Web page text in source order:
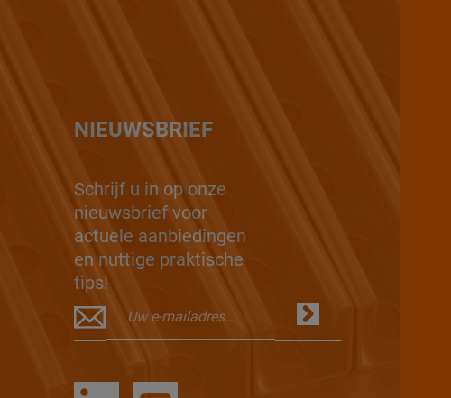
NIEUWSBRIEF
Schrijf u in op onze
nieuwsbrief voor
actuele aanbiedingen
en nuttige praktische
tips!